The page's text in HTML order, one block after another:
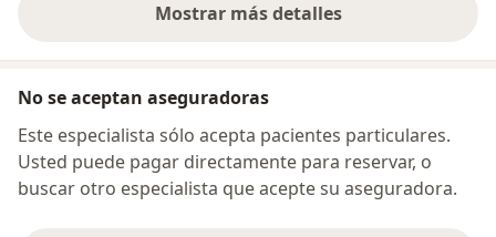
Mostrar más detalles
sobre la dirección
No se aceptan aseguradoras
Este especialista sólo acepta pacientes particulares.
Usted puede pagar directamente para reservar, o
buscar otro especialista que acepte su aseguradora.